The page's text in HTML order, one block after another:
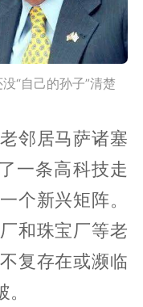
“自己的孙子”清楚
邻居马萨诸塞
一条高科技走
个新兴矩阵。
和珠宝厂等老
复存在或濒临